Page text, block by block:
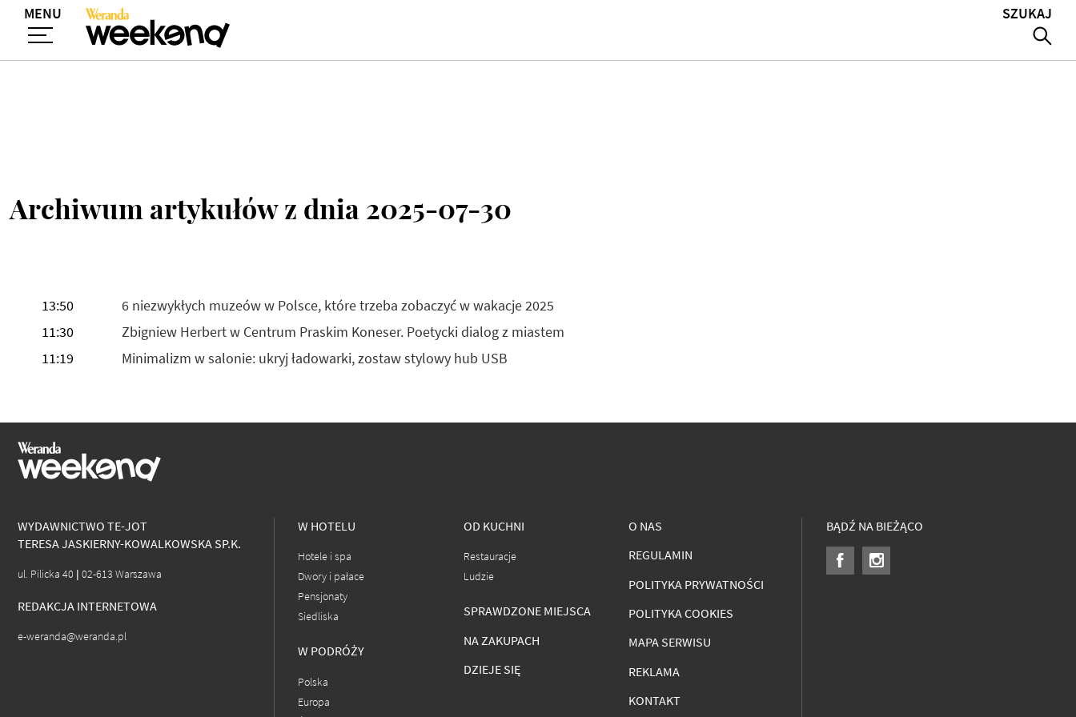
MENU SZUKAJ
Archiwum artykułów z dnia 2025-07-30
13:50
6 niezwykłych muzeów w Polsce, które trzeba zobaczyć w wakacje 2025
11:30
Zbigniew Herbert w Centrum Praskim Koneser. Poetycki dialog z miastem
11:19
Minimalizm w salonie: ukryj ładowarki, zostaw stylowy hub USB
WYDAWNICTWO TE-JOT
TERESA JASKIERNY-KOWALKOWSKA SP.K.
ul. Pilicka 40 | 02-613 Warszawa
REDAKCJA INTERNETOWA
e-weranda@weranda.pl
W HOTELU
Hotele i spa
Dwory i pałace
Pensjonaty
Siedliska
W PODRÓŻY
Polska
Europa
OD KUCHNI
Restauracje
Ludzie
SPRAWDZONE MIEJSCA
NA ZAKUPACH
DZIEJE SIĘ
O NAS
REGULAMIN
POLITYKA PRYWATNOŚCI
POLITYKA COOKIES
MAPA SERWISU
REKLAMA
KONTAKT
BĄDŹ NA BIEŻĄCO